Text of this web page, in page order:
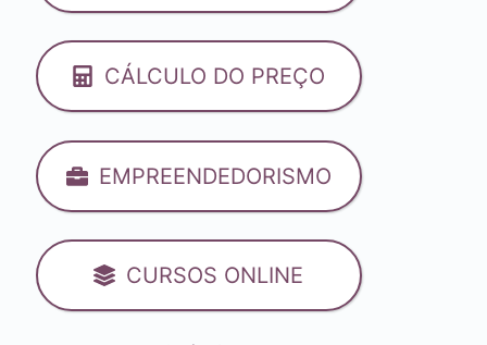
CÁLCULO DO PREÇO
EMPREENDEDORISMO
CURSOS ONLINE